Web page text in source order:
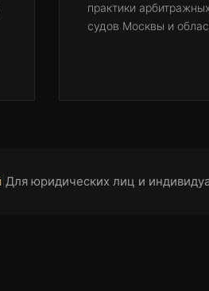
практики
судов Москвы и
Для юридических лиц и